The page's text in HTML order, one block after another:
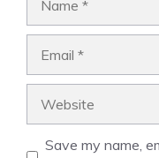
Save my name,